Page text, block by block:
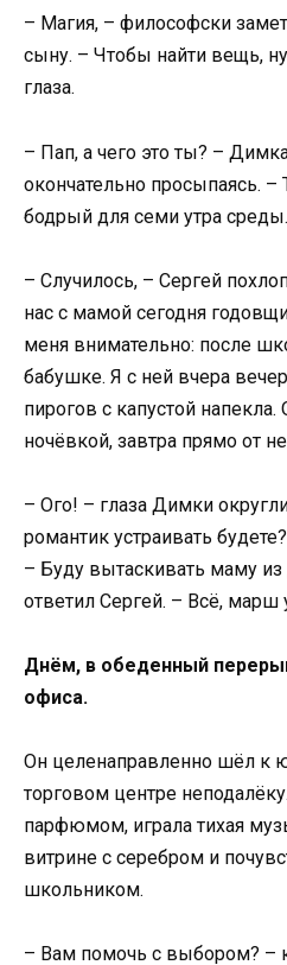
– Магия, – философски
сыну. – Чтобы найти вещь,
глаза.
– Пап, а чего это ты? –
окончательно просыпаясь.
бодрый для семи утра
– Случилось, – Сергей
нас с мамой сегодня
меня внимательно: после
бабушке. Я с ней вчера
пирогов с капустой
ночёвкой, завтра прямо от
– Ого! – глаза Димки
романтик устраивать будете?
– Буду вытаскивать маму
ответил Сергей. – Всё, марш
Днём, в обеденный
офиса.
Он целенаправленно шёл к
торговом центре
парфюмом, играла тихая
витрине с серебром и
школьником.
– Вам помочь с выбором? –